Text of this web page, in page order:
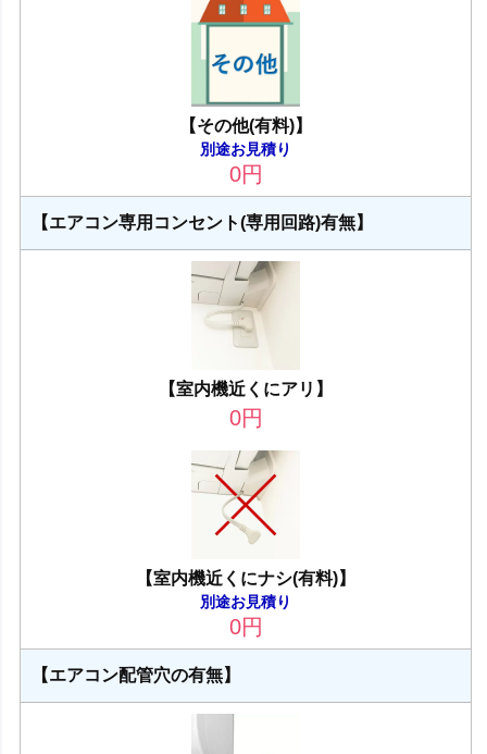
【その他(有料)】
別途お見積り
0円
【エアコン専用コンセント(専用回路)有無】
【室内機近くにアリ】
0円
【室内機近くにナシ(有料)】
別途お見積り
0円
【エアコン配管穴の有無】